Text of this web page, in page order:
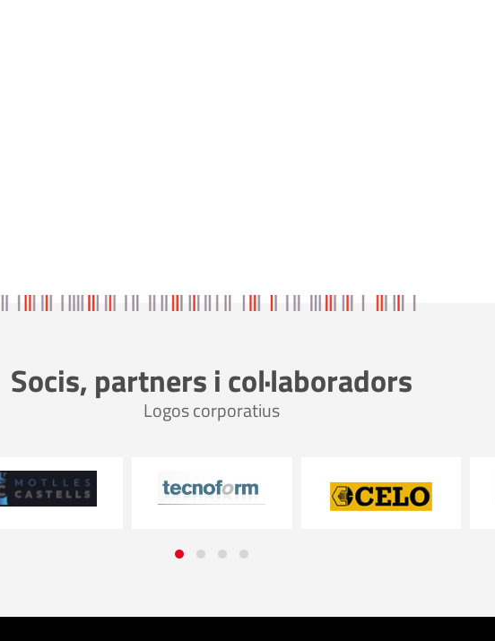
Socis, partners i col·laboradors
Logos corporatius